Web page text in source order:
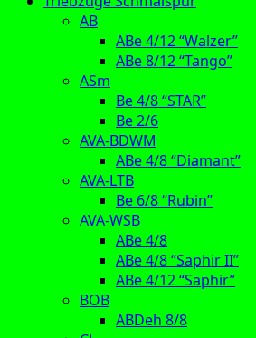
AB
ABe 4/12 “Walzer”
ABe 8/12 “Tango”
ASm
Be 4/8 “STAR”
Be 2/6
AVA-BDWM
ABe 4/8 “Diamant”
AVA-LTB
Be 6/8 “Rubin”
AVA-WSB
ABe 4/8
ABe 4/8 “Saphir II”
ABe 4/12 “Saphir”
BOB
ABDeh 8/8